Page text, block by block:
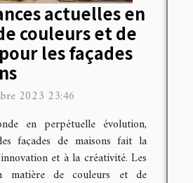
actuelles en
couleurs et de
les façades
2023 23:46
en perpétuelle évolution,
façades de maisons fait la
et à la créativité. Les
matière de couleurs et de